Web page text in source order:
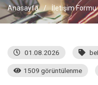
Anasayfa İletişim Formu
01.08.2026
1509 görüntülenme